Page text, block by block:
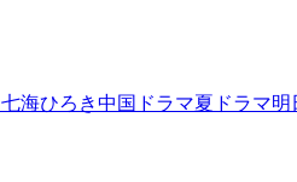
七海ひろき中国ドラマ夏ドラマ明